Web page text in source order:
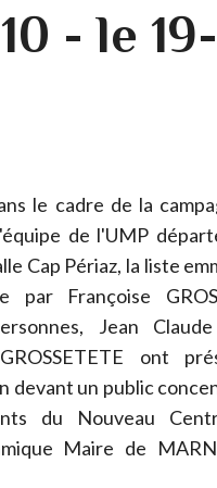
- le 19-
le cadre de la
de l'UMP
Cap Périaz, la liste
par Françoise
Jean Claude
ont
devant un public
du Nouveau
Maire de